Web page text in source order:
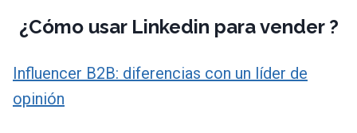
¿Cómo usar Linkedin para vender ?
Influencer B2B: diferencias con un líder de
opinión